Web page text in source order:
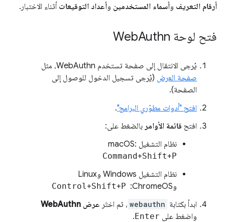
أرقام التعريف وأسماء المستخدمين وأعداد التوقيعات أثناء الاختبار.
فتح لوحة Web Authn
يُرجى الانتقال إلى صفحة تستخدم WebAuthn، مثل
صفحة العرض (يُرجى تسجيل الدخول للوصول إلى
الصفحة).
افتح "أدوات مطوّري البرامج".
افتح قائمة الأوامر بالضغط على:
نظام التشغيل macOS:
Command+Shift+P
نظام التشغيل Windows وLinux
وChromeOS: ‏
Control+Shift+P
ابدأ بكتابة webauthn ، ثم اختَر عرض WebAuthn
واضغط على Enter
.